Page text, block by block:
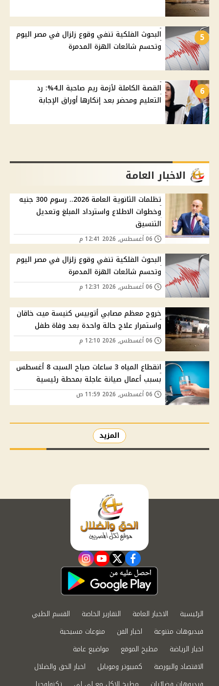
5
البحوث الفلكية تنفي وقوع زلزال في مصر اليوم
وتحسم شائعات الهزة المدمرة
6
القصة الكاملة لأزمة ريم صاحبة الـ4%: رد
التعليم ومحضر بعد إنكارها أوراق الإجابة
الاخبار العامة
تظلمات الثانوية العامة 2026.. رسوم 300 جنيه
وخطوات الاطلاع واسترداد المبلغ وتعديل
التنسيق
البحوث الفلكية تنفي وقوع زلزال في مصر اليوم
وتحسم شائعات الهزة المدمرة
خروج معظم مصابي أتوبيس كنيسة ميت خاقان
واستمرار علاج حالة واحدة بعد وفاة طفل
انقطاع المياه 3 ساعات صباح السبت 8 أغسطس
بسبب أعمال صيانة عاجلة بمحطة رئيسية
المزيد
facebook
twitter
youtube
instagram
الرئيسية الاخبار العامة التقارير الخاصة
القسم الطبي
فيديوهات متنوعة
اخبار الفن
منوعات مسيحية
اخبار الرياضة
مطبخ الموقع
مواضيع عامة
الاقتصاد والبورصة
كمبيوتر وموبايل
اخبار الحق والضلال